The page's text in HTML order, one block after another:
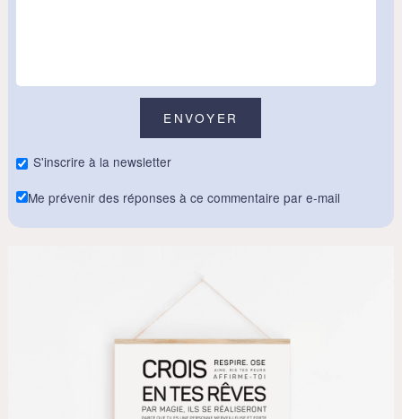
S'inscrire à la newsletter
Me prévenir des réponses à ce commentaire par e-mail